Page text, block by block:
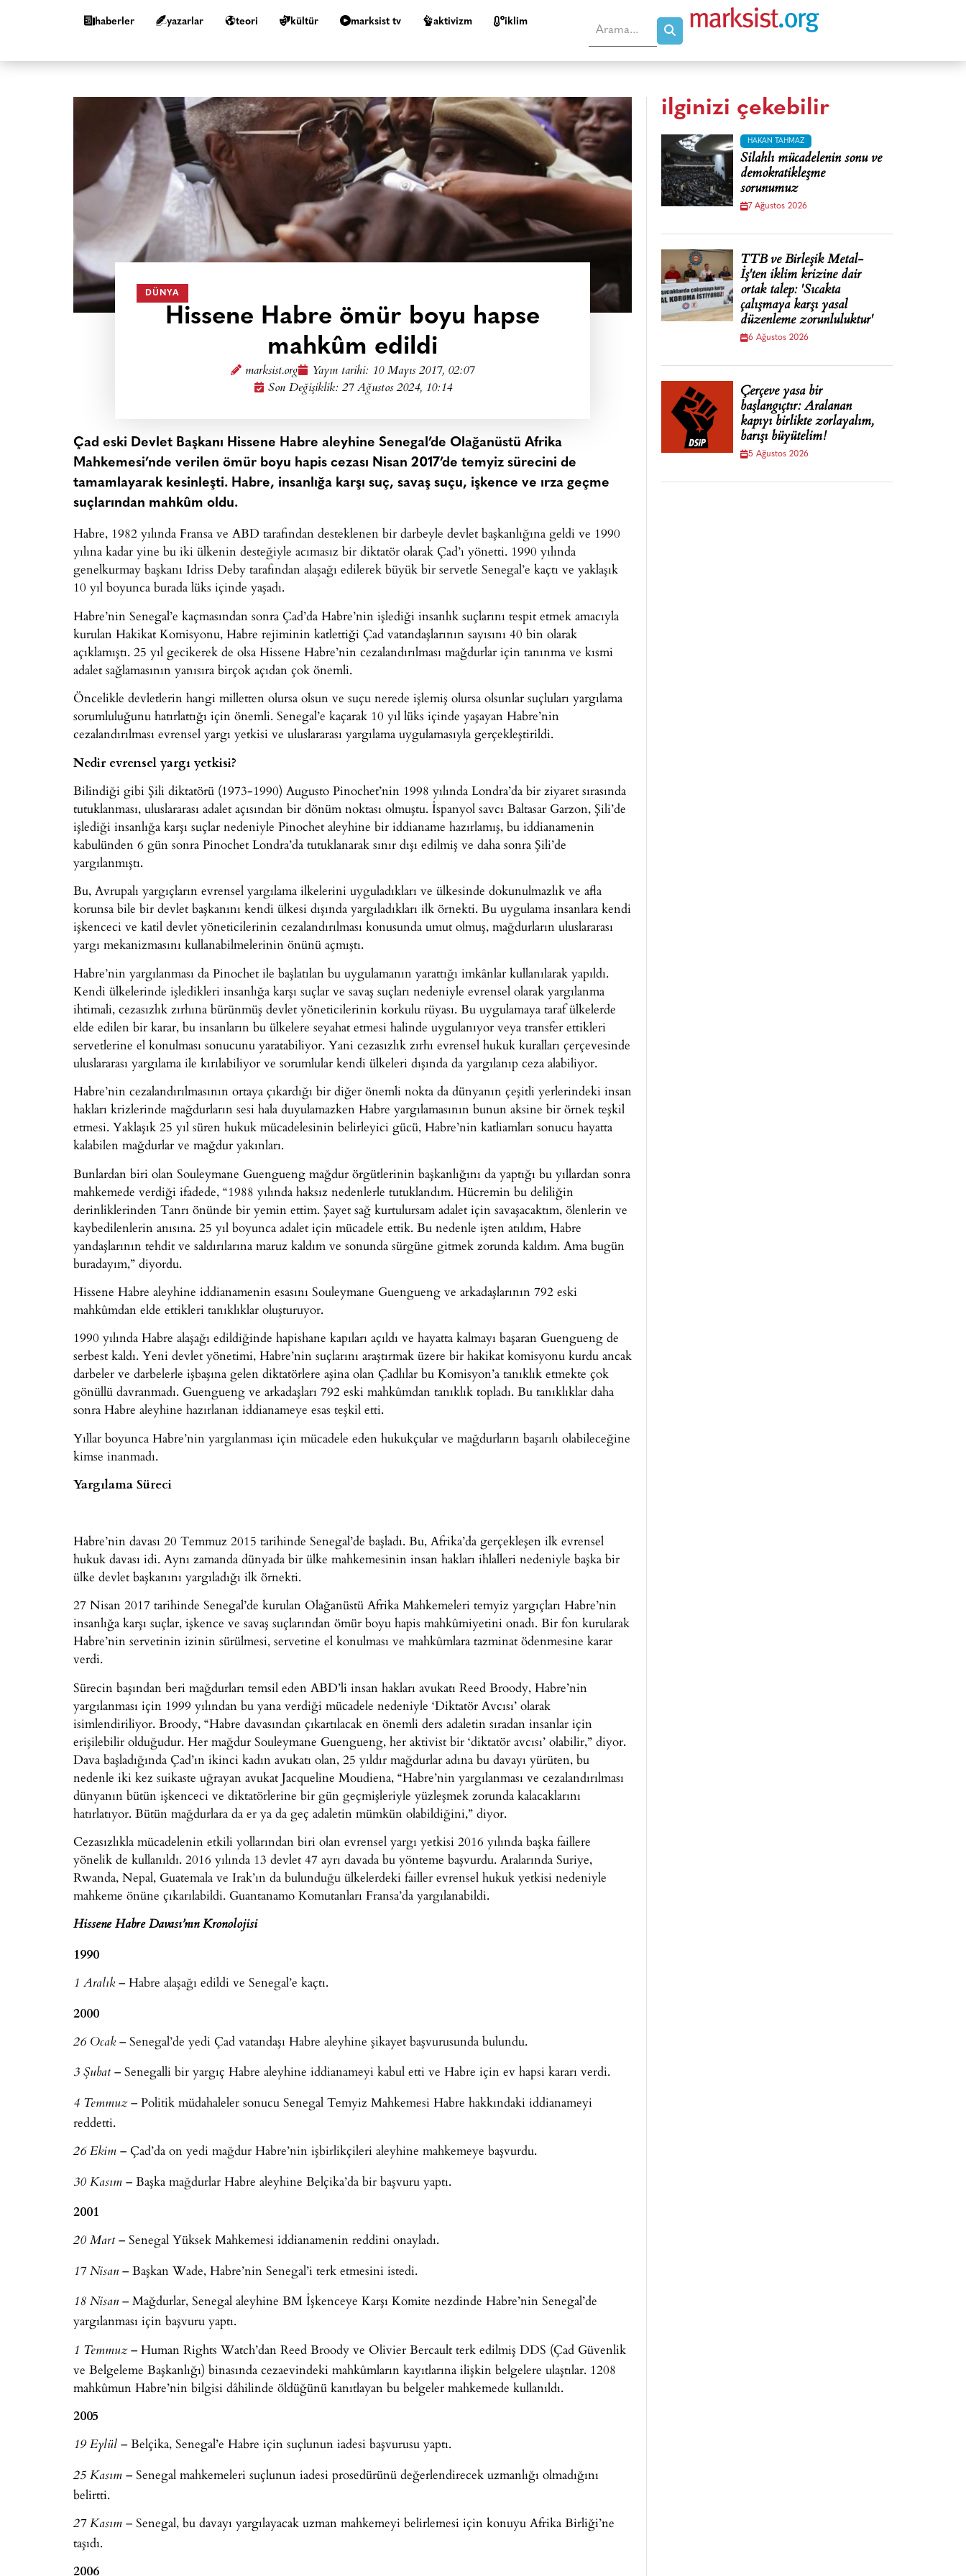
haberler yazarlar teori kültür marksist tv aktivizm i̇klim
DÜNYA
Hissene Habre ömür boyu hapse
mahkûm edildi
marksist.org Yayın tarihi: 10 Mayıs 2017, 02:07
Son Değişiklik: 27 Ağustos 2024, 10:14
Çad eski Devlet Başkanı Hissene Habre aleyhine Senegal’de Olağanüstü Afrika
Mahkemesi’nde verilen ömür boyu hapis cezası Nisan 2017’de temyiz sürecini de
tamamlayarak kesinleşti. Habre, insanlığa karşı suç, savaş suçu, işkence ve ırza geçme
suçlarından mahkûm oldu.
Habre, 1982 yılında Fransa ve ABD tarafından desteklenen bir darbeyle devlet başkanlığına geldi ve 1990
yılına kadar yine bu iki ülkenin desteğiyle acımasız bir diktatör olarak Çad’ı yönetti. 1990 yılında
genelkurmay başkanı Idriss Deby tarafından alaşağı edilerek büyük bir servetle Senegal’e kaçtı ve yaklaşık
10 yıl boyunca burada lüks içinde yaşadı.
Habre’nin Senegal’e kaçmasından sonra Çad’da Habre’nin işlediği insanlık suçlarını tespit etmek amacıyla
kurulan Hakikat Komisyonu, Habre rejiminin katlettiği Çad vatandaşlarının sayısını 40 bin olarak
açıklamıştı. 25 yıl gecikerek de olsa Hissene Habre’nin cezalandırılması mağdurlar için tanınma ve kısmi
adalet sağlamasının yanısıra birçok açıdan çok önemli.
Öncelikle devletlerin hangi milletten olursa olsun ve suçu nerede işlemiş olursa olsunlar suçluları yargılama
sorumluluğunu hatırlattığı için önemli. Senegal’e kaçarak 10 yıl lüks içinde yaşayan Habre’nin
cezalandırılması evrensel yargı yetkisi ve uluslararası yargılama uygulamasıyla gerçekleştirildi.
Nedir evrensel yargı yetkisi?
Bilindiği gibi Şili diktatörü (1973-1990) Augusto Pinochet’nin 1998 yılında Londra’da bir ziyaret sırasında
tutuklanması, uluslararası adalet açısından bir dönüm noktası olmuştu. İspanyol savcı Baltasar Garzon, Şili’de
işlediği insanlığa karşı suçlar nedeniyle Pinochet aleyhine bir iddianame hazırlamış, bu iddianamenin
kabulünden 6 gün sonra Pinochet Londra’da tutuklanarak sınır dışı edilmiş ve daha sonra Şili’de
yargılanmıştı.
Bu, Avrupalı yargıçların evrensel yargılama ilkelerini uyguladıkları ve ülkesinde dokunulmazlık ve afla
korunsa bile bir devlet başkanını kendi ülkesi dışında yargıladıkları ilk örnekti. Bu uygulama insanlara kendi
işkenceci ve katil devlet yöneticilerinin cezalandırılması konusunda umut olmuş, mağdurların uluslararası
yargı mekanizmasını kullanabilmelerinin önünü açmıştı.
Habre’nin yargılanması da Pinochet ile başlatılan bu uygulamanın yarattığı imkânlar kullanılarak yapıldı.
Kendi ülkelerinde işledikleri insanlığa karşı suçlar ve savaş suçları nedeniyle evrensel olarak yargılanma
ihtimali, cezasızlık zırhına bürünmüş devlet yöneticilerinin korkulu rüyası. Bu uygulamaya taraf ülkelerde
elde edilen bir karar, bu insanların bu ülkelere seyahat etmesi halinde uygulanıyor veya transfer ettikleri
servetlerine el konulması sonucunu yaratabiliyor. Yani cezasızlık zırhı evrensel hukuk kuralları çerçevesinde
uluslararası yargılama ile kırılabiliyor ve sorumlular kendi ülkeleri dışında da yargılanıp ceza alabiliyor.
Habre’nin cezalandırılmasının ortaya çıkardığı bir diğer önemli nokta da dünyanın çeşitli yerlerindeki insan
hakları krizlerinde mağdurların sesi hala duyulamazken Habre yargılamasının bunun aksine bir örnek teşkil
etmesi. Yaklaşık 25 yıl süren hukuk mücadelesinin belirleyici gücü, Habre’nin katliamları sonucu hayatta
kalabilen mağdurlar ve mağdur yakınları.
Bunlardan biri olan Souleymane Guengueng mağdur örgütlerinin başkanlığını da yaptığı bu yıllardan sonra
mahkemede verdiği ifadede, “1988 yılında haksız nedenlerle tutuklandım. Hücremin bu deliliğin
derinliklerinden Tanrı önünde bir yemin ettim. Şayet sağ kurtulursam adalet için savaşacaktım, ölenlerin ve
kaybedilenlerin anısına. 25 yıl boyunca adalet için mücadele ettik. Bu nedenle işten atıldım, Habre
yandaşlarının tehdit ve saldırılarına maruz kaldım ve sonunda sürgüne gitmek zorunda kaldım. Ama bugün
buradayım,” diyordu.
Hissene Habre aleyhine iddianamenin esasını Souleymane Guengueng ve arkadaşlarının 792 eski
mahkûmdan elde ettikleri tanıklıklar oluşturuyor.
1990 yılında Habre alaşağı edildiğinde hapishane kapıları açıldı ve hayatta kalmayı başaran Guengueng de
serbest kaldı. Yeni devlet yönetimi, Habre’nin suçlarını araştırmak üzere bir hakikat komisyonu kurdu ancak
darbeler ve darbelerle işbaşına gelen diktatörlere aşina olan Çadlılar bu Komisyon’a tanıklık etmekte çok
gönüllü davranmadı. Guengueng ve arkadaşları 792 eski mahkûmdan tanıklık topladı. Bu tanıklıklar daha
sonra Habre aleyhine hazırlanan iddianameye esas teşkil etti.
Yıllar boyunca Habre’nin yargılanması için mücadele eden hukukçular ve mağdurların başarılı olabileceğine
kimse inanmadı.
Yargılama Süreci
Habre’nin davası 20 Temmuz 2015 tarihinde Senegal’de başladı. Bu, Afrika’da gerçekleşen ilk evrensel
hukuk davası idi. Aynı zamanda dünyada bir ülke mahkemesinin insan hakları ihlalleri nedeniyle başka bir
ülke devlet başkanını yargıladığı ilk örnekti.
27 Nisan 2017 tarihinde Senegal’de kurulan Olağanüstü Afrika Mahkemeleri temyiz yargıçları Habre’nin
insanlığa karşı suçlar, işkence ve savaş suçlarından ömür boyu hapis mahkûmiyetini onadı. Bir fon kurularak
Habre’nin servetinin izinin sürülmesi, servetine el konulması ve mahkûmlara tazminat ödenmesine karar
verdi.
Sürecin başından beri mağdurları temsil eden ABD’li insan hakları avukatı Reed Broody, Habre’nin
yargılanması için 1999 yılından bu yana verdiği mücadele nedeniyle ‘Diktatör Avcısı’ olarak
isimlendiriliyor. Broody, “Habre davasından çıkartılacak en önemli ders adaletin sıradan insanlar için
erişilebilir olduğudur. Her mağdur Souleymane Guengueng, her aktivist bir ‘diktatör avcısı’ olabilir,” diyor.
Dava başladığında Çad’ın ikinci kadın avukatı olan, 25 yıldır mağdurlar adına bu davayı yürüten, bu
nedenle iki kez suikaste uğrayan avukat Jacqueline Moudiena, “Habre’nin yargılanması ve cezalandırılması
dünyanın bütün işkenceci ve diktatörlerine bir gün geçmişleriyle yüzleşmek zorunda kalacaklarını
hatırlatıyor. Bütün mağdurlara da er ya da geç adaletin mümkün olabildiğini,” diyor.
Cezasızlıkla mücadelenin etkili yollarından biri olan evrensel yargı yetkisi 2016 yılında başka faillere
yönelik de kullanıldı. 2016 yılında 13 devlet 47 ayrı davada bu yönteme başvurdu. Aralarında Suriye,
Rwanda, Nepal, Guatemala ve Irak’ın da bulunduğu ülkelerdeki failler evrensel hukuk yetkisi nedeniyle
mahkeme önüne çıkarılabildi. Guantanamo Komutanları Fransa’da yargılanabildi.
Hissene Habre Davası’nın Kronolojisi
1990
1 Aralık– Habre alaşağı edildi ve Senegal’e kaçtı.
2000
26 Ocak– Senegal’de yedi Çad vatandaşı Habre aleyhine şikayet başvurusunda bulundu.
3 Şubat – Senegalli bir yargıç Habre aleyhine iddianameyi kabul etti ve Habre için ev hapsi kararı verdi.
4 Temmuz– Politik müdahaleler sonucu Senegal Temyiz Mahkemesi Habre hakkındaki iddianameyi
reddetti.
26 Ekim – Çad’da on yedi mağdur Habre’nin işbirlikçileri aleyhine mahkemeye başvurdu.
30 Kasım – Başka mağdurlar Habre aleyhine Belçika’da bir başvuru yaptı.
2001
20 Mart – Senegal Yüksek Mahkemesi iddianamenin reddini onayladı.
17 Nisan – Başkan Wade, Habre’nin Senegal’i terk etmesini istedi.
18 Nisan – Mağdurlar, Senegal aleyhine BM İşkenceye Karşı Komite nezdinde Habre’nin Senegal’de
yargılanması için başvuru yaptı.
1 Temmuz– Human Rights Watch’dan Reed Broody ve Olivier Bercault terk edilmiş DDS (Çad Güvenlik
ve Belgeleme Başkanlığı) binasında cezaevindeki mahkûmların kayıtlarına ilişkin belgelere ulaştılar. 1208
mahkûmun Habre’nin bilgisi dâhilinde öldüğünü kanıtlayan bu belgeler mahkemede kullanıldı.
2005
19 Eylül – Belçika, Senegal’e Habre için suçlunun iadesi başvurusu yaptı.
25 Kasım – Senegal mahkemeleri suçlunun iadesi prosedürünü değerlendirecek uzmanlığı olmadığını
belirtti.
27 Kasım – Senegal, bu davayı yargılayacak uzman mahkemeyi belirlemesi için konuyu Afrika Birliği’ne
taşıdı.
2006
ilginizi çekebilir
HAKAN TAHMAZ
Silahlı mücadelenin sonu ve
demokratikleşme
sorunumuz
7 Ağustos 2026
TTB ve Birleşik Metal-
İş'ten iklim krizine dair
ortak talep: 'Sıcakta
çalışmaya karşı yasal
düzenleme zorunluluktur'
6 Ağustos 2026
Çerçeve yasa bir
başlangıçtır: Aralanan
kapıyı birlikte zorlayalım,
barışı büyütelim!
5 Ağustos 2026